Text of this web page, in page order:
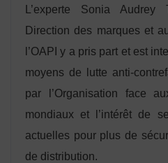
L’experte Sonia
Direction des marques et
l’OAPI y a pris part et est
moyens de lutte anti-
par l’Organisation face
mondiaux et l’intérêt de
actuelles pour plus de
de distribution.